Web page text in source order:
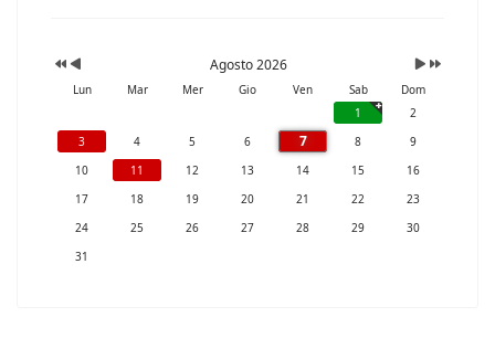
Agosto 2026
Lun Mar Mer Gio Ven Sab
Dom
1
2
3
4 5 6 7 8
9
10
11 12 13 14 15
16
17
18 19 20 21 22
23
24
25 26 27 28 29
30
31